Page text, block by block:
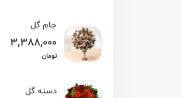
جام گل
3,388,000
تومان
دسته گل